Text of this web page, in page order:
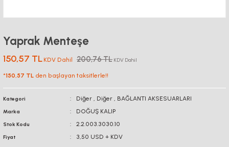
Yaprak Menteşe
150,57 TL KDV Dahil 200,76 TL KDV Dahil
*150,57 TL den başlayan taksitlerle!!
Kategori Diğer , Diğer , BAĞLANTI AKSESUARLARI
Marka DOĞUŞ KALIP
Stok Kodu 2.2.003.3030.10
Fiyat 3,50 USD + KDV